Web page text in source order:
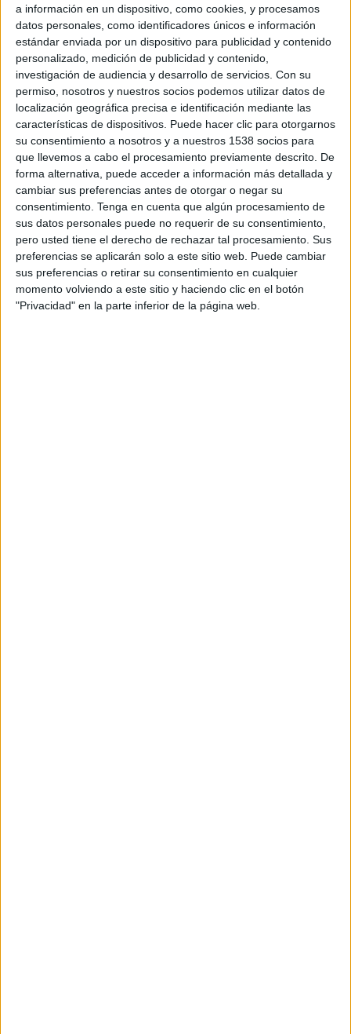
a información en un dispositivo, como cookies, y procesamos
datos personales, como identificadores únicos e información
estándar enviada por un dispositivo para publicidad y contenido
personalizado, medición de publicidad y contenido,
investigación de audiencia y desarrollo de servicios. Con su
permiso, nosotros y nuestros socios podemos utilizar datos de
localización geográfica precisa e identificación mediante las
características de dispositivos. Puede hacer clic para otorgarnos
su consentimiento a nosotros y a nuestros 1538 socios para
que llevemos a cabo el procesamiento previamente descrito. De
forma alternativa, puede acceder a información más detallada y
cambiar sus preferencias antes de otorgar o negar su
consentimiento. Tenga en cuenta que algún procesamiento de
sus datos personales puede no requerir de su consentimiento,
pero usted tiene el derecho de rechazar tal procesamiento. Sus
preferencias se aplicarán solo a este sitio web. Puede cambiar
sus preferencias o retirar su consentimiento en cualquier
momento volviendo a este sitio y haciendo clic en el botón
"Privacidad" en la parte inferior de la página web.
9 DE MAYO DE 2011
Acosta entra en la compañía como nueva
directora de contenidos audiovisuales
La compañía del Grupo Vocento que aglutina las empresas de producción de
contenidos audiovisuales y distribución de cine, Veralia, ficha a Mireia Acosta
Seró. Acosta se une a la entidad como directora general de contenidos con
responsabilidad directa sobre la creación, desarrollo y comercialización de
contenidos audiovisuales a televisiones y otros soportes.